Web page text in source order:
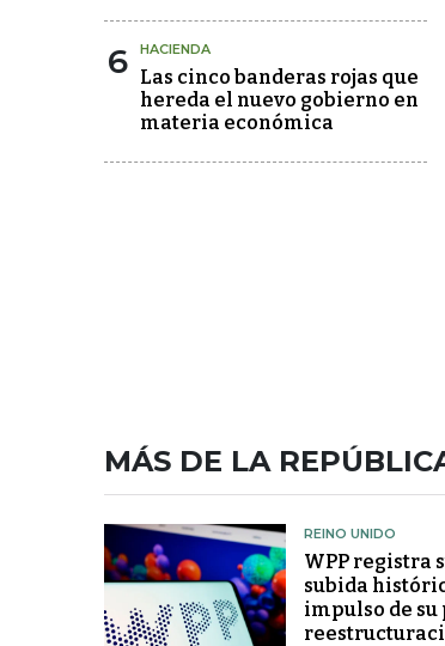
6 HACIENDA
Las cinco banderas rojas que
hereda el nuevo gobierno en
materia económica
MÁS DE LA
REINO UNIDO
WPP registra
subida
impulso de su